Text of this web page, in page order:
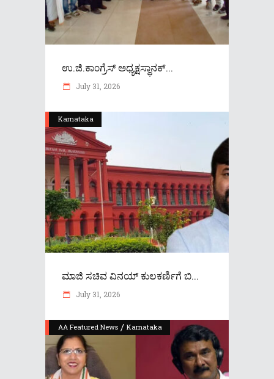
ಉ.ಜಿ.ಕಾ೦ಗ್ರೆಸ್ ಅಧ್ಯಕ್ಷಸ್ಥಾನಕ್...
July 31, 2026
Karnataka
ಮಾಜಿ ಸಚಿವ ವಿನಯ್ ಕುಲಕರ್ಣಿಗೆ ಬಿ...
July 31, 2026
AA Featured News / Karnataka